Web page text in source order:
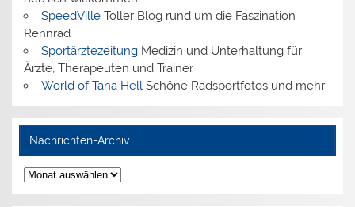
SpeedVilleToller Blog rund um die Faszination
Rennrad
SportärztezeitungMedizin und Unterhaltung für
Ärzte, Therapeuten und Trainer
World of Tana Hell Schöne Radsportfotos und mehr
Nachrichten-Archiv
Nachrichten-
Archiv